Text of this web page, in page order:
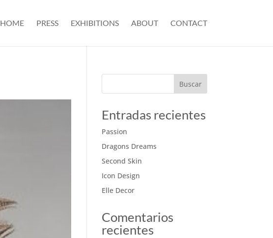
HOME PRESS EXHIBITIONS ABOUT CONTACT
Buscar
Entradas recientes
Passion
Dragons Dreams
Second Skin
Icon Design
Elle Decor
Comentarios
recientes